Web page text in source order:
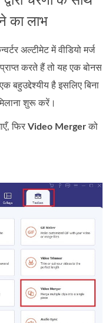
का लाभ
अल्टीमेट में वीडियो मर्ज
करते हैं तो यह एक बोनस
बहुउद्देश्यीय है इसलिए बिना
शुरू करें।
फिरVideo Mergerको